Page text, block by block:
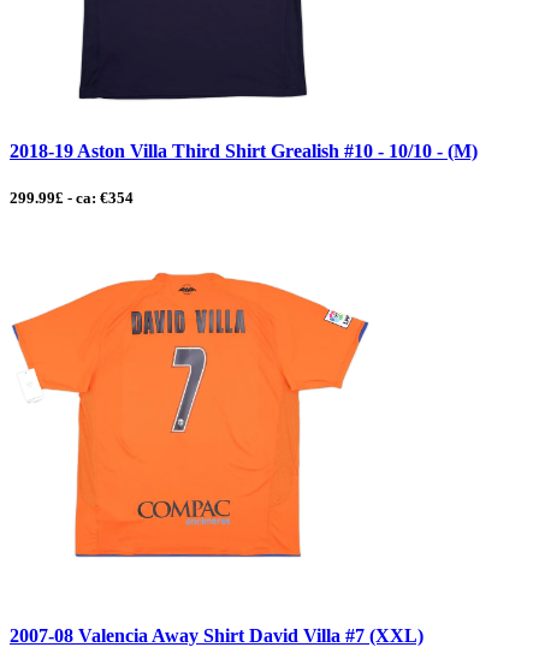
2018-19 Aston Villa Third Shirt Grealish #10 - 10/10 - (M)
299.99£ - ca: €354
2007-08 Valencia Away Shirt David Villa #7 (XXL)